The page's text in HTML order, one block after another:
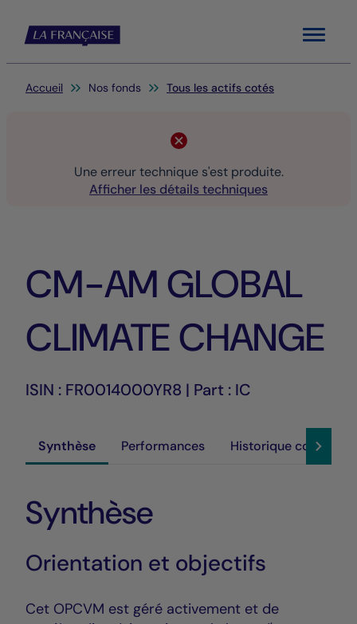
Menu
Vous êtes ici:
Accueil Nos fonds Tous les actifs cotés
Une erreur technique s'est produite.
Afficher les détails techniques
CM-AM GLOBAL
CLIMATE CHANGE
ISIN : FR0014000YR8 | Part : IC
Synthèse Performances Historique cours
Synthèse
Orientation et objectifs
Cet OPCVM est géré activement et de